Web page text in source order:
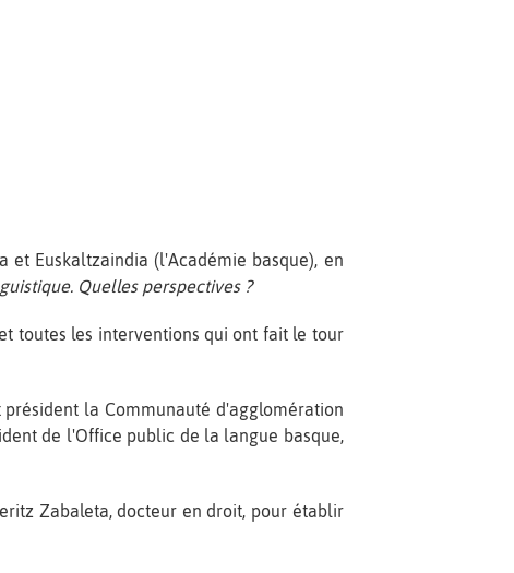
Euskaltzaindia (l'Académie basque), en
Quelles perspectives ?
toutes les interventions qui ont fait le tour
la Communauté d'agglomération
de l'Office public de la langue basque,
Zabaleta, docteur en droit, pour établir